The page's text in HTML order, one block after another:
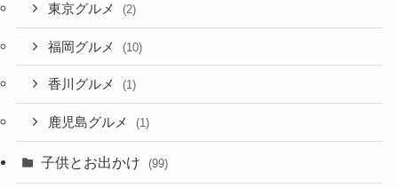
東京グルメ (2)
福岡グルメ (10)
香川グルメ (1)
鹿児島グルメ (1)
子供とお出かけ (99)